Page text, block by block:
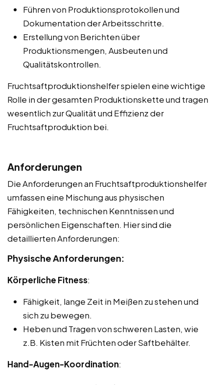
Führen von Produktionsprotokollen und
Dokumentation der Arbeitsschritte.
Erstellung von Berichten über
Produktionsmengen, Ausbeuten und
Qualitätskontrollen.
Fruchtsaftproduktionshelfer spielen eine wichtige
Rolle in der gesamten Produktionskette und tragen
wesentlich zur Qualität und Effizienz der
Fruchtsaftproduktion bei.
Anforderungen
Die Anforderungen an Fruchtsaftproduktionshelfer
umfassen eine Mischung aus physischen
Fähigkeiten, technischen Kenntnissen und
persönlichen Eigenschaften. Hier sind die
detaillierten Anforderungen:
Physische Anforderungen:
Körperliche Fitness:
Fähigkeit, lange Zeit in Meißen zu stehen und
sich zu bewegen.
Heben und Tragen von schweren Lasten, wie
z.B. Kisten mit Früchten oder Saftbehälter.
Hand-Augen-Koordination: